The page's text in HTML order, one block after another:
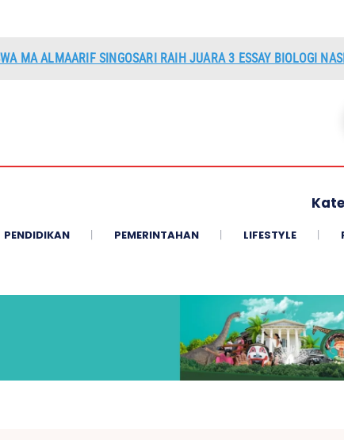
MA ALMAARIF SINGOSARI RAIH JUARA 3 ESSAY BIOLOGI
PENDIDIKAN PEMERINTAHAN LIFESTYLE